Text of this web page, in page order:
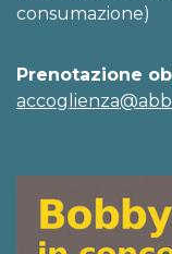
consumazione)
Prenotazione